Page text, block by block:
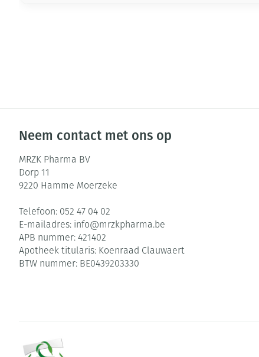
Neem contact met ons op
MRZK Pharma BV
Dorp 11
9220 Hamme Moerzeke
Telefoon: 052 47 04 02
E-mailadres: info@mrzkpharma.be
APB nummer: 421402
Apotheek titularis: Koenraad Clauwaert
BTW nummer: BE0439203330